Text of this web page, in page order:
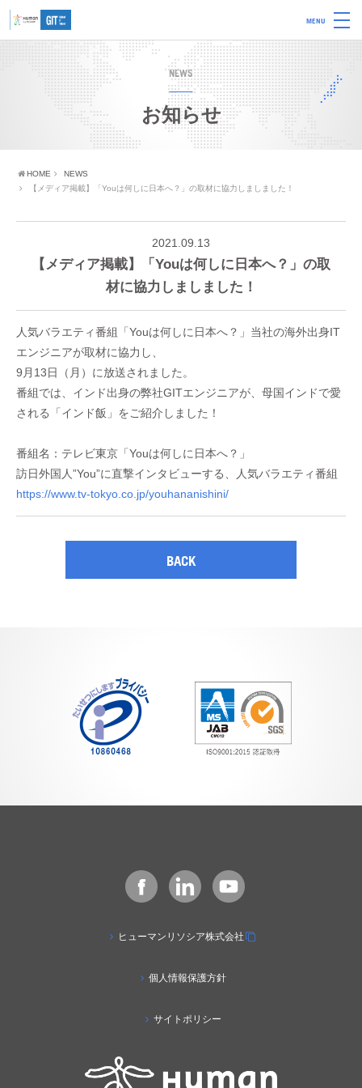
MENU
NEWS
お知らせ
HOME
NEWS
【メディア掲載】「Youは何しに日本へ？」の取材に協力しましました！
2021.09.13
【メディア掲載】「Youは何しに日本へ？」の取
材に協力しましました！
人気バラエティ番組「Youは何しに日本へ？」当社の海外出身IT
エンジニアが取材に協力し、
9月13日（月）に放送されました。
番組では、インド出身の弊社GITエンジニアが、母国インドで愛
される「インド飯」をご紹介しました！
番組名：テレビ東京「Youは何しに日本へ？」
訪日外国人”You”に直撃インタビューする、人気バラエティ番組
https://www.tv-tokyo.co.jp/youhananishini/
BACK
ヒューマンリソシア株式会社
個人情報保護方針
サイトポリシー